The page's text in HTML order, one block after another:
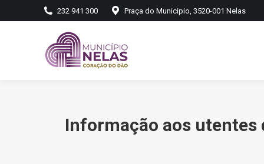
232 941 300 Praça do Municipio, 3520-001 Nelas
Informação aos utentes